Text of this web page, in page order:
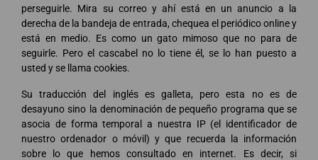
perseguirle. Mira su correo y ahí está en un anuncio a la
derecha de la bandeja de entrada, chequea el periódico online y
está en medio. Es como un gato mimoso que no para de
seguirle. Pero el cascabel no lo tiene él, se lo han puesto a
usted y se llama cookies.
Su traducción del inglés es galleta, pero esta no es de
desayuno sino la denominación de pequeño programa que se
asocia de forma temporal a nuestra IP (el identificador de
nuestro ordenador o móvil) y que recuerda la información
sobre lo que hemos consultado en internet. Es decir, si